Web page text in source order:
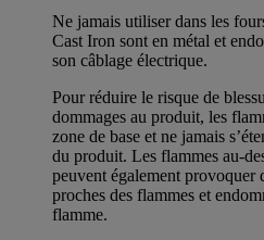
Ne jamais utiliser dans les
Cast Iron sont en métal et
son câblage électrique.
Pour réduire le risque de
dommages au produit, les
zone de base et ne jamais
du produit. Les flammes au-
peuvent également provoquer
proches des flammes et
flamme.